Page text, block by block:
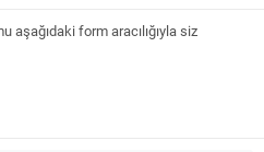
aşağıdaki form aracılığıyla siz